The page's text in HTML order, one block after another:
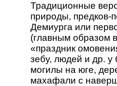
Традиционные
природы, предков-
Демиурга или
(главным образом
«праздник
зебу, людей и др.
могилы на юге,
махафали с